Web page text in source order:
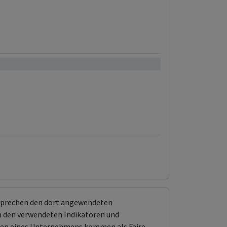
den dort angewendeten
verwendeten Indikatoren und